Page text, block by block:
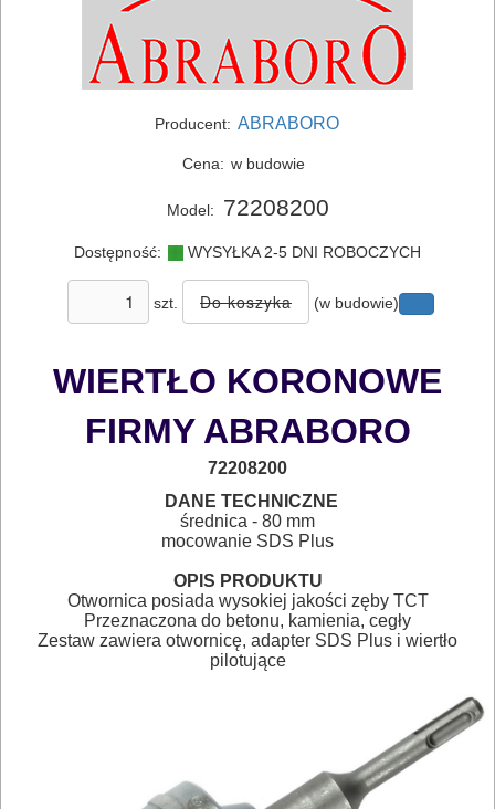
ELEKTRONARZĘDZIA
AKUMULATOROWE
ELEKTRONARZĘDZI
Zestawy
osprzętowe
DO
BETONU
wiertła
sds-
plus
plus
Producent: ABRABORO
Cena: w budowie
Model: 72208200
Dostępność: WYSYŁKA 2-5 DNI ROBOCZYCH
szt. (w budowie)
WIERTŁO KORONOWE
FIRMY ABRABORO
72208200
DANE TECHNICZNE
średnica - 80 mm
mocowanie SDS Plus
OPIS PRODUKTU
Otwornica posiada wysokiej jakości zęby TCT
Przeznaczona do betonu, kamienia, cegły
Zestaw zawiera otwornicę, adapter SDS Plus i wiertło
pilotujące